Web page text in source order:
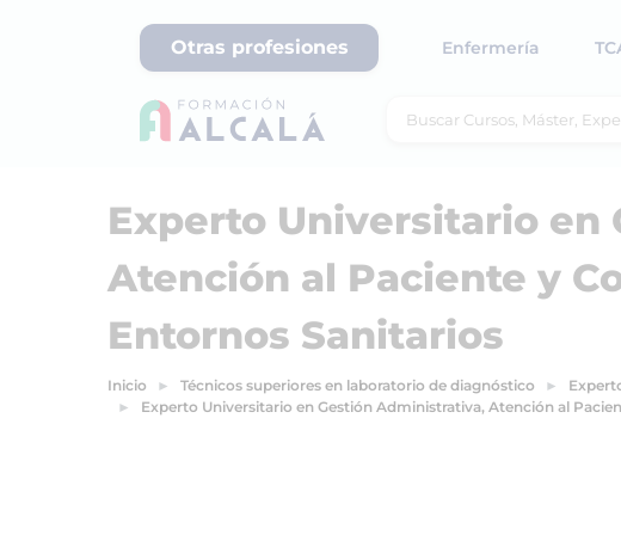
Otras profesiones Enfermería
Experto Universitario
Atención al Paciente y
Entornos Sanitarios
Inicio Técnicos superiores en laboratorio de diagnóstico
Experto Universitario en Gestión Administrativa, Atención al